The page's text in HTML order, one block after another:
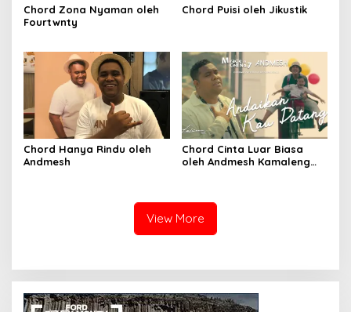
Chord Zona Nyaman oleh
Fourtwnty
Chord Puisi oleh Jikustik
Chord Hanya Rindu oleh
Andmesh
Chord Cinta Luar Biasa
oleh Andmesh Kamaleng
View More